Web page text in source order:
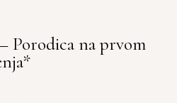
Porodica na prvom